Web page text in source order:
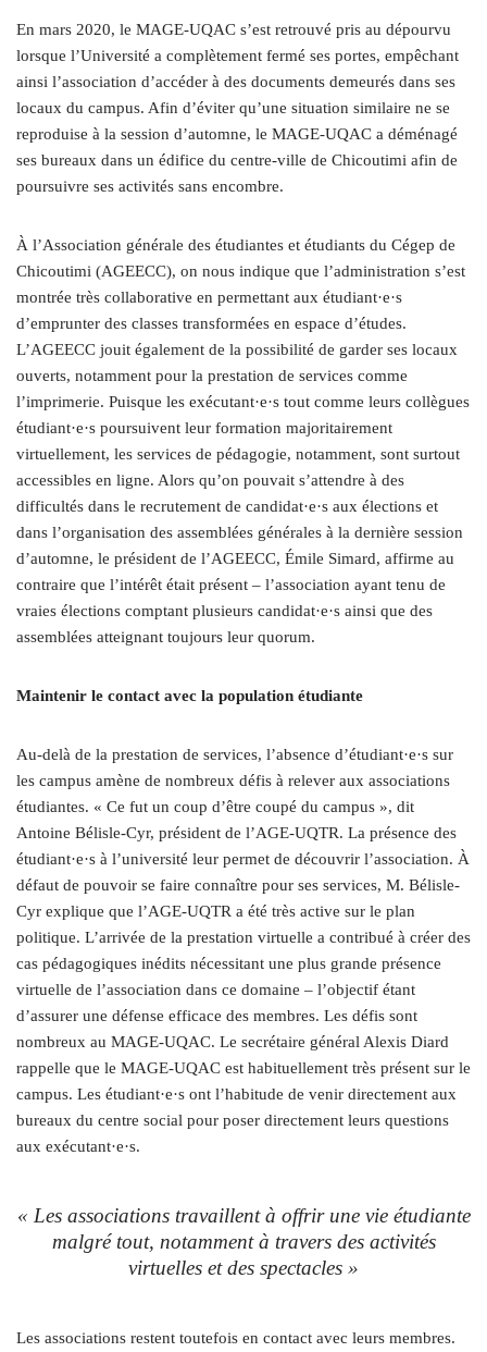
En mars 2020, le MAGE-UQAC s’est retrouvé pris au dépourvu
lorsque l’Université a complètement fermé ses portes, empêchant
ainsi l’association d’accéder à des documents demeurés dans ses
locaux du campus. Afin d’éviter qu’une situation similaire ne se
reproduise à la session d’automne, le MAGE-UQAC a déménagé
ses bureaux dans un édifice du centre-ville de Chicoutimi afin de
poursuivre ses activités sans encombre.
À l’Association générale des étudiantes et étudiants du Cégep de
Chicoutimi (AGEECC), on nous indique que l’administration s’est
montrée très collaborative en permettant aux étudiant·e·s
d’emprunter des classes transformées en espace d’études.
L’AGEECC jouit également de la possibilité de garder ses locaux
ouverts, notamment pour la prestation de services comme
l’imprimerie. Puisque les exécutant·e·s tout comme leurs collègues
étudiant·e·s poursuivent leur formation majoritairement
virtuellement, les services de pédagogie, notamment, sont surtout
accessibles en ligne. Alors qu’on pouvait s’attendre à des
difficultés dans le recrutement de candidat·e·s aux élections et
dans l’organisation des assemblées générales à la dernière session
d’automne, le président de l’AGEECC, Émile Simard, affirme au
contraire que l’intérêt était présent – l’association ayant tenu de
vraies élections comptant plusieurs candidat·e·s ainsi que des
assemblées atteignant toujours leur quorum.
Maintenir le contact avec la population étudiante
Au-delà de la prestation de services, l’absence d’étudiant·e·s sur
les campus amène de nombreux défis à relever aux associations
étudiantes. « Ce fut un coup d’être coupé du campus », dit
Antoine Bélisle-Cyr, président de l’AGE-UQTR. La présence des
étudiant·e·s à l’université leur permet de découvrir l’association. À
défaut de pouvoir se faire connaître pour ses services, M. Bélisle-
Cyr explique que l’AGE-UQTR a été très active sur le plan
politique. L’arrivée de la prestation virtuelle a contribué à créer des
cas pédagogiques inédits nécessitant une plus grande présence
virtuelle de l’association dans ce domaine – l’objectif étant
d’assurer une défense efficace des membres. Les défis sont
nombreux au MAGE-UQAC. Le secrétaire général Alexis Diard
rappelle que le MAGE-UQAC est habituellement très présent sur le
campus. Les étudiant·e·s ont l’habitude de venir directement aux
bureaux du centre social pour poser directement leurs questions
aux exécutant·e·s.
« Les associations travaillent à offrir une vie étudiante
malgré tout, notamment à travers des activités
virtuelles et des spectacles »
Les associations restent toutefois en contact avec leurs membres.